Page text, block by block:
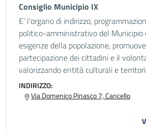
Consiglio Municipio IX
E' l’organo di indirizzo,
politico-amministrativo del Municipio
esigenze della popolazione,
partecipazione dei cittadini e il
valorizzando entità culturali e
INDIRIZZO:
Via Domenico Pinasco 7, Cancello